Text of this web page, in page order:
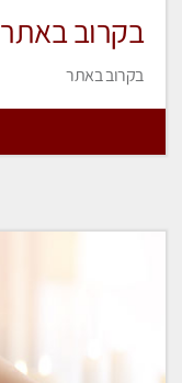
בקרוב באתר
בקרוב באתר